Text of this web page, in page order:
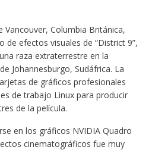
Vancouver, Columbia Británica,
de efectos visuales de “District 9”,
raza extraterrestre en la
Johannesburgo, Sudáfrica. La
de gráficos profesionales
de trabajo Linux para producir
de la película.
en los gráficos NVIDIA Quadro
cinematográficos fue muy